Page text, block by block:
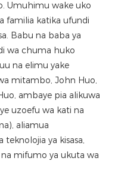
Umuhimu wake uko
familia katika ufundi
Babu na baba ya
wa chuma huko
na elimu yake
mitambo, John Huo,
ambaye pia alikuwa
uzoefu wa kati na
aliamua
ya kisasa,
mifumo ya ukuta wa